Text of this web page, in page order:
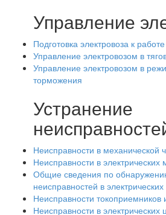
Управление
Подготовка электровоза к работе
Управление электровозом в
Управление электровозом в
торможения
Устранение
Неисправности в механической
Неисправности в
Общие сведения по
неисправностей в
Неисправности токоприемников
Неисправности в электрических